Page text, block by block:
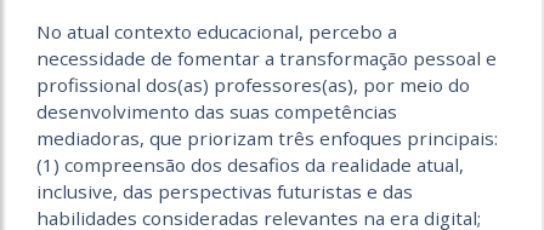
No atual contexto educacional, percebo a
necessidade de fomentar a transformação pessoal e
profissional dos(as) professores(as), por meio do
desenvolvimento das suas competências
mediadoras, que priorizam três enfoques principais:
(1) compreensão dos desafios da realidade atual,
inclusive, das perspectivas futuristas e das
habilidades consideradas relevantes na era digital;